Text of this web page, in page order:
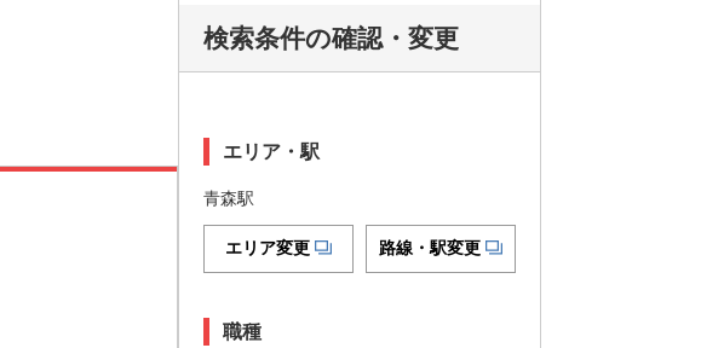
検索条件の確認・変更
エリア・駅
青森駅
エリア変更 路線・駅変更
職種